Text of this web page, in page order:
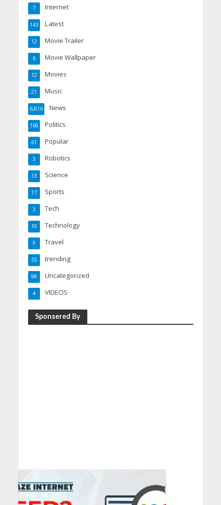
Internet
7
Latest
143
Movie Trailer
12
Movie Wallpaper
6
Movies
12
Music
21
News
6,816
Politics
168
Popular
61
Robotics
3
Science
13
Sports
17
Tech
3
Technology
10
Travel
9
trending
55
Uncategorized
98
VIDEOS
4
Sponsered By